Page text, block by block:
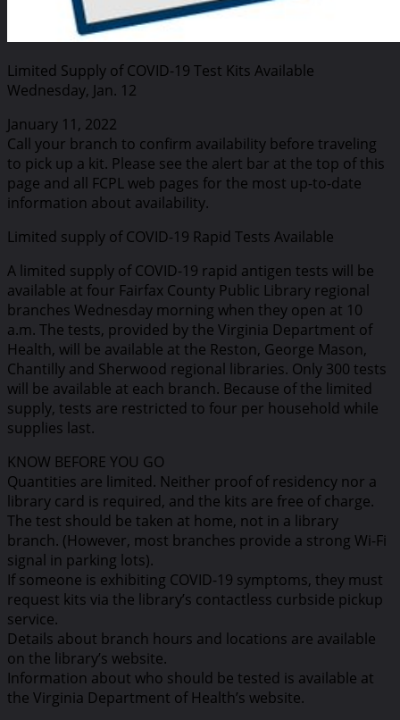
Limited Supply of COVID-19 Test Kits Available
Wednesday, Jan. 12
January 11, 2022
Call your branch to confirm availability before traveling
to pick up a kit. Please see the alert bar at the top of this
page and all FCPL web pages for the most up-to-date
information about availability.
Limited supply of COVID-19 Rapid Tests Available
A limited supply of COVID-19 rapid antigen tests will be
available at four Fairfax County Public Library regional
branches Wednesday morning when they open at 10
a.m. The tests, provided by the Virginia Department of
Health, will be available at the Reston, George Mason,
Chantilly and Sherwood regional libraries. Only 300 tests
will be available at each branch. Because of the limited
supply, tests are restricted to four per household while
supplies last.
KNOW BEFORE YOU GO
Quantities are limited. Neither proof of residency nor a
library card is required, and the kits are free of charge.
The test should be taken at home, not in a library
branch. (However, most branches provide a strong Wi-Fi
signal in parking lots).
If someone is exhibiting COVID-19 symptoms, they must
request kits via the library’s contactless curbside pickup
service.
Details about branch hours and locations are available
on the library’s website.
Information about who should be tested is available at
the Virginia Department of Health’s website.